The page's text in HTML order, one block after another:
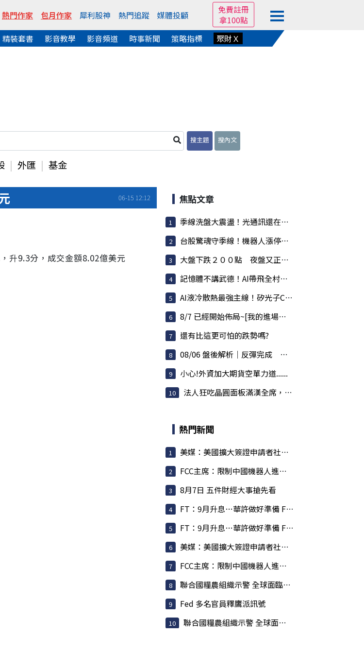
熱門作家 包月作家 犀利股神 熱門追蹤 媒體投顧
免費註冊
拿100點
精裝套書 影音教學 影音頻道 時事新聞 策略指標 聚財Ｘ
搜主題 搜內文
外匯 基金
06-15 12:12
升9.3分，成交金額8.02億美元
焦點文章
季線洗盤大震盪！光通訊還在噴，散熱強勢，BBU強...
台股驚魂守季線！機器人漲停潮爆發，記憶體還在...
大盤下跌２００點 夜盤又正在跌 反彈要結束了？
記憶體不講武德！AI帶飛全村，連蘋果殺價都被對...
AI液冷散熱最強主線！矽光子CPO狂飆接棒
8/7 已經開始佈局~[我的進場點~至少800點以上]
還有比這更可怕的跌勢嗎?
08/06 盤後解析｜反彈完成 高檔刷洗正式展開
小心!外資加大期貨空單力道......
法人狂吃晶圓面板滿漢全席，狠心把金融與AI老將...
熱門新聞
美媒：美國擴大簽證申請者社群審查 納入外國記者
FCC主席：限制中國機器人進口 旨在提振美國產能
8月7日 五件財經大事搶先看
FT：9月升息…華許做好準備 Fed 主席坦承上任來犯了一些錯
FT：9月升息…華許做好準備 Fed 主席坦承上任來犯了一些錯
美媒：美國擴大簽證申請者社群審查 納入外國記者
FCC主席：限制中國機器人進口 旨在提振美國產能
聯合國糧農組織示警 全球面臨新一波糧食通膨
Fed 多名官員釋鷹派訊號
聯合國糧農組織示警 全球面臨新一波糧食通膨